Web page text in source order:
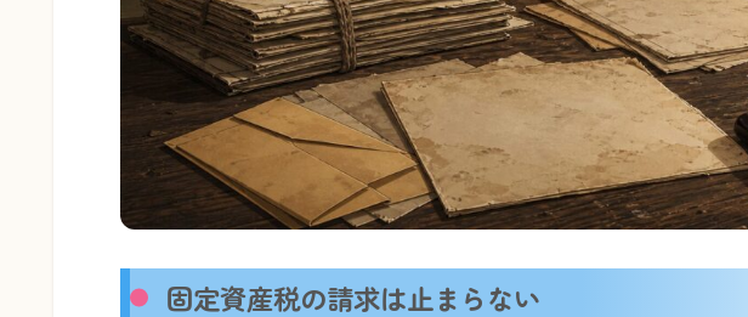
固定資産税の請求は止まらない